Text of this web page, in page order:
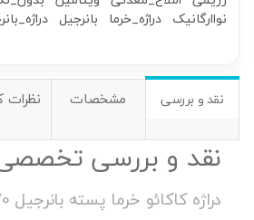
نواارگانیک دراژه_خرما بانرجیل
نقد و بررسی مشخصات نظرات
نقد و بررسی
دراژه کاکائو خرما پسته بانرجیل 170 گرم